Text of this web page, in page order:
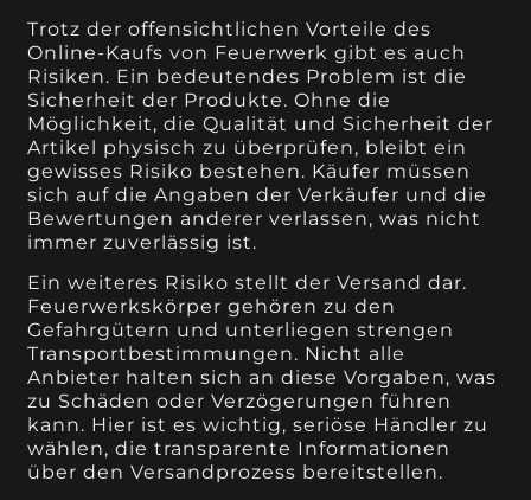
Trotz der offensichtlichen Vorteile des
Online-Kaufs von Feuerwerk gibt es auch
Risiken. Ein bedeutendes Problem ist die
Sicherheit der Produkte. Ohne die
Möglichkeit, die Qualität und Sicherheit der
Artikel physisch zu überprüfen, bleibt ein
gewisses Risiko bestehen. Käufer müssen
sich auf die Angaben der Verkäufer und die
Bewertungen anderer verlassen, was nicht
immer zuverlässig ist.
Ein weiteres Risiko stellt der Versand dar.
Feuerwerkskörper gehören zu den
Gefahrgütern und unterliegen strengen
Transportbestimmungen. Nicht alle
Anbieter halten sich an diese Vorgaben, was
zu Schäden oder Verzögerungen führen
kann. Hier ist es wichtig, seriöse Händler zu
wählen, die transparente Informationen
über den Versandprozess bereitstellen.